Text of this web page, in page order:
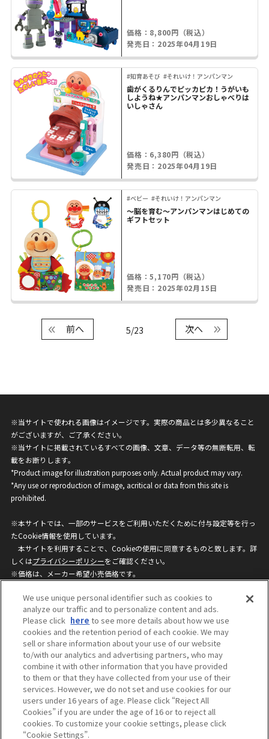
価格：8,800円（税込）
発売日：2025年04月19日
#知育あそび #それいけ！アンパンマン
歯がくるりんでピッカピカ！うがいも
しようね★アンパンマンおしゃべりは
いしゃさん
価格：6,380円（税込）
発売日：2025年04月19日
#ベビー #それいけ！アンパンマン
～脳を育む～アンパンマンはじめての
ギフトセット
価格：5,170円（税込）
発売日：2025年02月15日
5/23
前へ 次へ
※当サイトで使われる画像はイメージです。実際の商品とは多少異なること
がございますが、ご了承ください。
※当サイトに掲載されているすべての画像、文章、データ等の無断転用、転
載をお断りします。
*Product image for illustration purposes only. Actual product may vary.
*Any use or reproduction of image, acritical or data from this site is
prohibited.
※本サイトでは、一部のサービスをご利用いただくために付与設定等を行っ
たCookie情報を使用しています。
本サイトを利用することで、Cookieの使用に同意するものと致します。詳
しくはプライバシーポリシーをご確認ください。
※価格は、メーカー希望小売価格です。
ざいますのでご了承ください。
privacypolicy
Do Not Sell or Share My
Personal Information
ウェブサイトご利用条件
ソーシャルメディアポリシー
個人情報保護方針
お問い合わせ
©BANDAI
We use unique personal identifier such as cookies to
analyze our traffic and to personalize content and ads.
Please click here to see more details about how we use
cookies and the retention period of each cookie. We may
sell or share information about your use of our website
to/with our analytics and advertising partners, who may
combine it with other information that you have provided
to them or that they have collected from your use of their
services. However, we do not set and use cookies for our
users under 16 years of age. Please click “Reject All
Cookies” if you are under the age of 16 or to reject all
cookies. To customize your cookie settings, please click
“Cookie Settings”.